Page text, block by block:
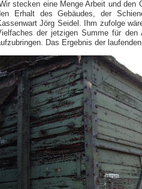
stecken eine Menge Arbeit und den
Erhalt des Gebäudes, der
Jörg Seidel. Ihm zufolge
der jetzigen Summe für den
Das Ergebnis der